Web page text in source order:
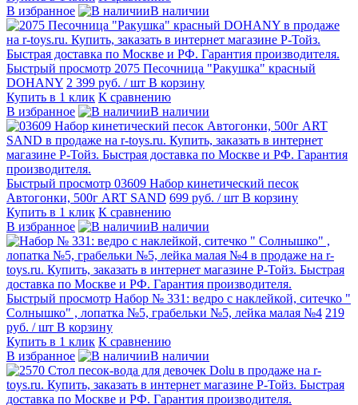
В избранное
В наличии
Быстрый просмотр 2075 Песочница "Ракушка" красный
DOHANY 2 399 руб. / шт В корзину
Купить в 1 клик К сравнению
В избранное
В наличии
Быстрый просмотр 03609 Набор кинетический песок
Автогонки, 500г ART SAND 699 руб. / шт В корзину
Купить в 1 клик К сравнению
В избранное
В наличии
Быстрый просмотр Набор № 331: ведро с наклейкой, ситечко "
Солнышко" , лопатка №5, грабельки №5, лейка малая №4 219
руб. / шт В корзину
Купить в 1 клик К сравнению
В избранное
В наличии